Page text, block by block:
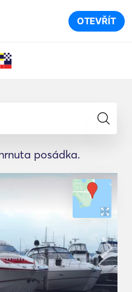
OTEVŘÍT
posádka.